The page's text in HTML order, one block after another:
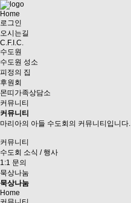
Home
로그인
오시는길
C.F.I.C.
수도원
수도원 성소
피정의 집
후원회
몬띠가족상담소
커뮤니티
커뮤니티
마리아의 아들 수도회의 커뮤니티입니다.
커뮤니티
수도회 소식 / 행사
1:1 문의
묵상나눔
묵상나눔
Home